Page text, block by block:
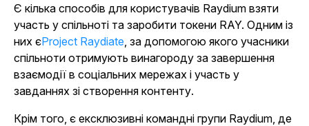
Є кілька способів для користувачів Raydium взяти
участь у спільноті та заробити токени RAY. Одним із
них єProject Raydiate , за допомогою якого учасники
спільноти отримують винагороду за завершення
взаємодії в соціальних мережах і участь у
завданнях зі створення контенту.
Крім того, є ексклюзивні командні групи Raydium, де